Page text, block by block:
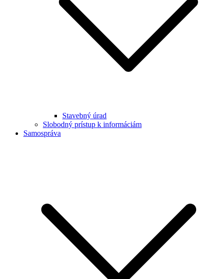
Stavebný úrad
Slobodný prístup k informáciám
Samospráva